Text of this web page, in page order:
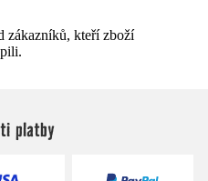
zákazníků, kteří zboží
platby